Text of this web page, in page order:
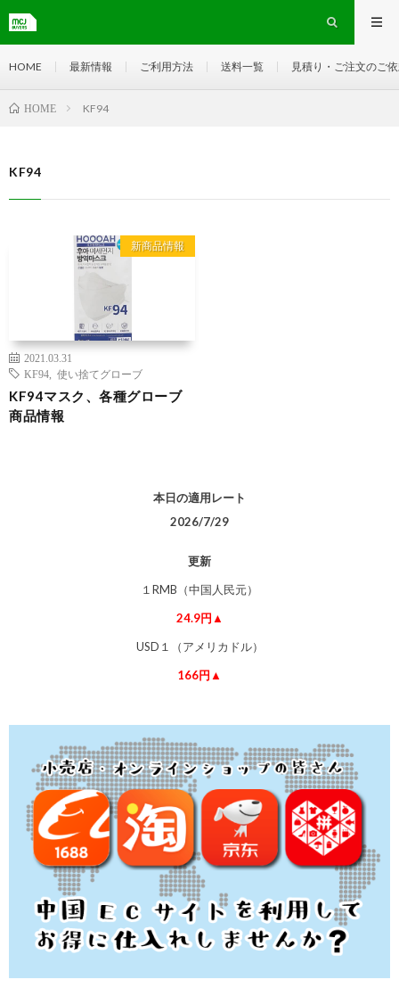
HOME 最新情報 ご利用方法 送料一覧 見積り・ご注文のご
HOME KF94
KF94
新商品情報
2021.03.31
KF94
使い捨てグローブ
KF94マスク、各種グローブ
商品情報
本日の適用レート
2026/7/29
更新
１RMB（中国人民元）
24.9円▲
USD１（アメリカドル）
166円▲